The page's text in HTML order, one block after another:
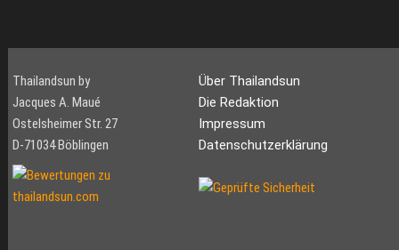
Thailandsun by
Jacques A. Maué
Ostelsheimer Str. 27
D-71034 Böblingen
Über Thailandsun
Die Redaktion
Impressum
Datenschutzerklärung